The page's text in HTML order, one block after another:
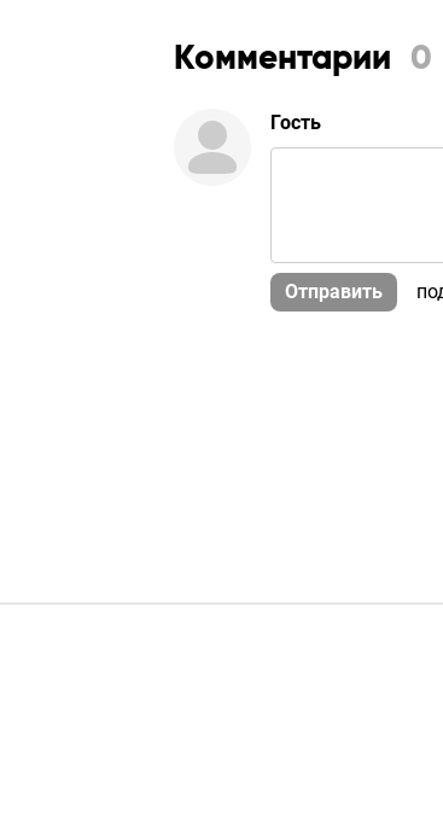
Комментарии 0
Гость
Отправить